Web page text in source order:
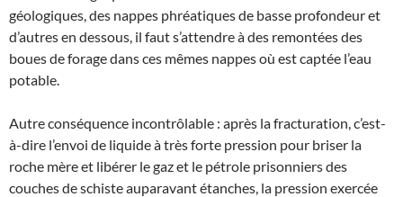
géologiques, des nappes phréatiques de basse profondeur et
d’autres en dessous, il faut s’attendre à des remontées des
boues de forage dans ces mêmes nappes où est captée l’eau
potable.
Autre conséquence incontrôlable : après la fracturation, c’est-
à-dire l’envoi de liquide à très forte pression pour briser la
roche mère et libérer le gaz et le pétrole prisonniers des
couches de schiste auparavant étanches, la pression exercée